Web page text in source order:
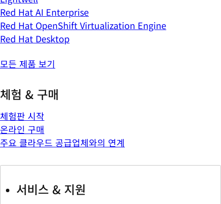
Red Hat AI Enterprise
Red Hat OpenShift Virtualization Engine
Red Hat Desktop
모든 제품 보기
체험 & 구매
체험판 시작
온라인 구매
주요 클라우드 공급업체와의 연계
서비스 & 지원